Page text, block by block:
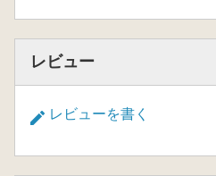
レビュー
レビューを書く